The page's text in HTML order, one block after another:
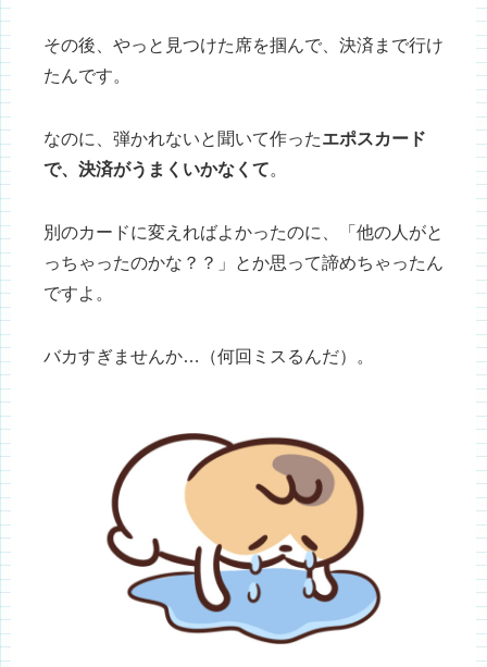
その後、やっと見つけた席を掴んで、決済まで行け
たんです。
なのに、弾かれないと聞いて作ったエポスカード
で、決済がうまくいかなくて。
別のカードに変えればよかったのに、「他の人がと
っちゃったのかな？？」とか思って諦めちゃったん
ですよ。
バカすぎませんか…（何回ミスるんだ）。